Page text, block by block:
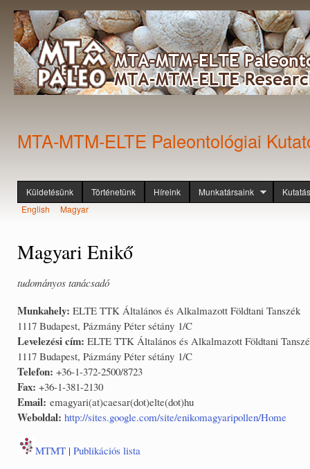
MTA-MTM-ELTE Paleontológiai
Főmenü
Küldetésünk Történetünk Híreink Munkatársaink
Nyelvek
English Magyar
Magyari Enikő
tudományos tanácsadó
Munkahely: ELTE TTK Általános és Alkalmazott Földtani Tanszék
1117 Budapest, Pázmány Péter sétány 1/C
Levelezési cím: ELTE TTK Általános és Alkalmazott Földtani
1117 Budapest, Pázmány Péter sétány 1/C
Telefon: +36-1-372-2500/8723
Fax: +36-1-381-2130
Email: emagyari(at)caesar(dot)elte(dot)hu
Weboldal: http://sites.google.com/site/enikomagyaripollen/Home
MTMT | Publikációs lista